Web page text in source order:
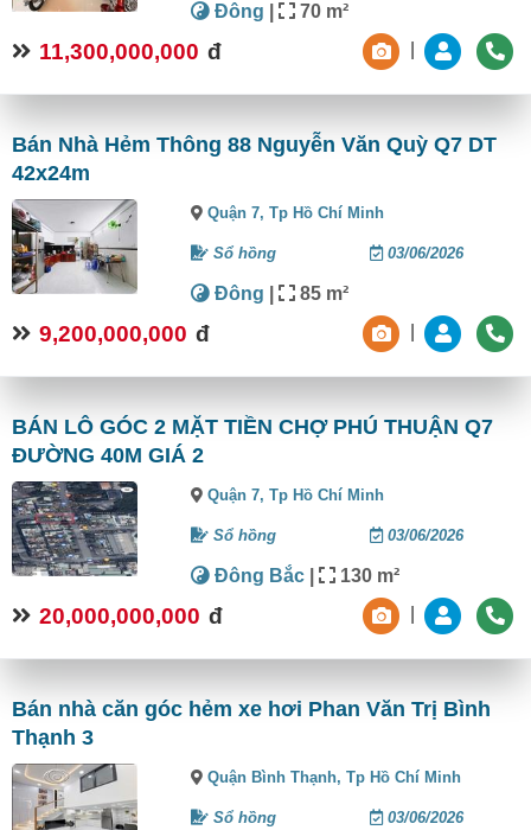
Đông | 70 m²
11,300,000,000 đ
Bán Nhà Hẻm Thông 88 Nguyễn Văn Quỳ Q7 DT
42x24m
Quận 7,Tp Hồ Chí Minh
Sổ hồng 03/06/2026
Đông | 85 m²
9,200,000,000 đ
BÁN LÔ GÓC 2 MẶT TIỀN CHỢ PHÚ THUẬN Q7
ĐƯỜNG 40M GIÁ 2
Quận 7,Tp Hồ Chí Minh
Sổ hồng 03/06/2026
Đông Bắc | 130 m²
20,000,000,000 đ
Bán nhà căn góc hẻm xe hơi Phan Văn Trị Bình
Thạnh 3
Quận Bình Thạnh,Tp Hồ Chí Minh
Sổ hồng 03/06/2026